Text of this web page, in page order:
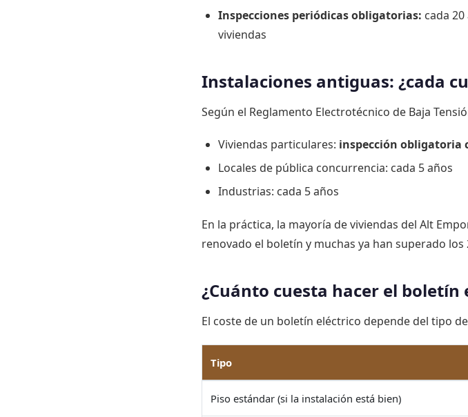
Inspecciones periódicas obligatorias: cada
viviendas
Instalaciones antiguas: ¿cada
Según el Reglamento Electrotécnico de Baja
Viviendas particulares: inspección obligatoria
Locales de pública concurrencia: cada 5 años
Industrias: cada 5 años
En la práctica, la mayoría de viviendas del Alt
renovado el boletín y muchas ya han superado los
¿Cuánto cuesta hacer el boletín
El coste de un boletín eléctrico depende del tipo
Tipo
Piso estándar (si la instalación está bien)